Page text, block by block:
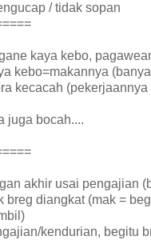
/ tidak sopan
kaya kebo,
kebo=makannya
kecacah
juga bocah....
akhir usai pengajian
breg diangkat (mak =
kendurian, begitu